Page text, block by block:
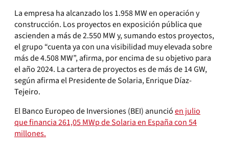
La empresa ha alcanzado los 1.958 MW en operación y
construcción. Los proyectos en exposición pública que
ascienden a más de 2.550 MW y, sumando estos proyectos,
el grupo “cuenta ya con una visibilidad muy elevada sobre
más de 4.508 MW”, afirma, por encima de su objetivo para
el año 2024. La cartera de proyectos es de más de 14 GW,
según afirma el Presidente de Solaria, Enrique Díaz-
Tejeiro.
El Banco Europeo de Inversiones (BEI) anuncióen julio
que financia 261,05 MWp de Solaria en España con 54
millones.